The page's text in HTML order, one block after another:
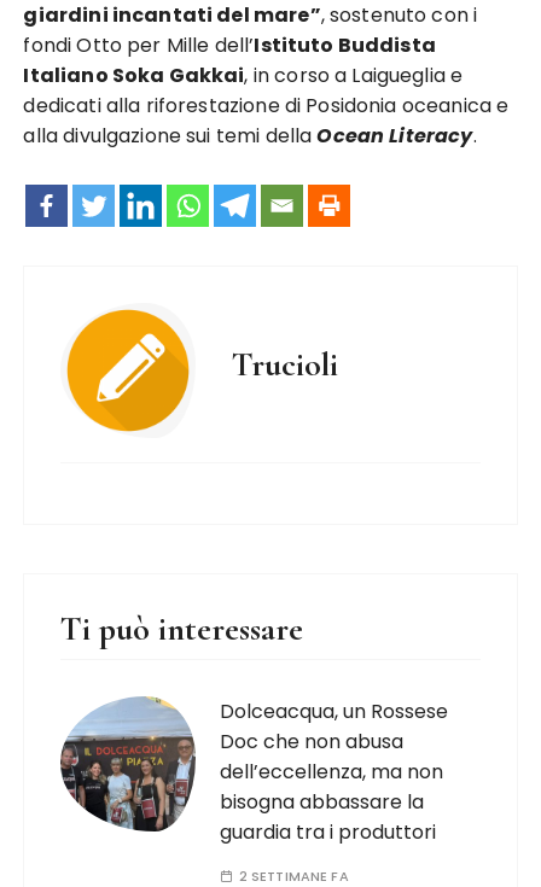
giardini incantati del mare”, sostenuto con i
fondi Otto per Mille dell’Istituto Buddista
Italiano Soka Gakkai, in corso a Laigueglia e
dedicati alla riforestazione di Posidonia oceanica e
alla divulgazione sui temi dellaOcean Literacy.
Trucioli
Ti può interessare
Dolceacqua, un Rossese
Doc che non abusa
dell’eccellenza, ma non
bisogna abbassare la
guardia tra i produttori
2 SETTIMANE FA